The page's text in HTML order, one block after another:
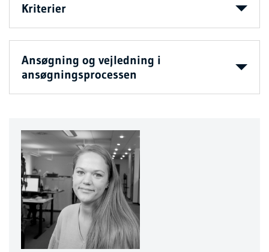
Kriterier
Ansøgning og vejledning i
ansøgningsprocessen